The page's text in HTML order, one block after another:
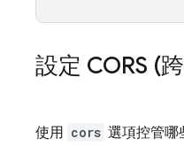
設定 CORS (
使用 cors 選項控管哪